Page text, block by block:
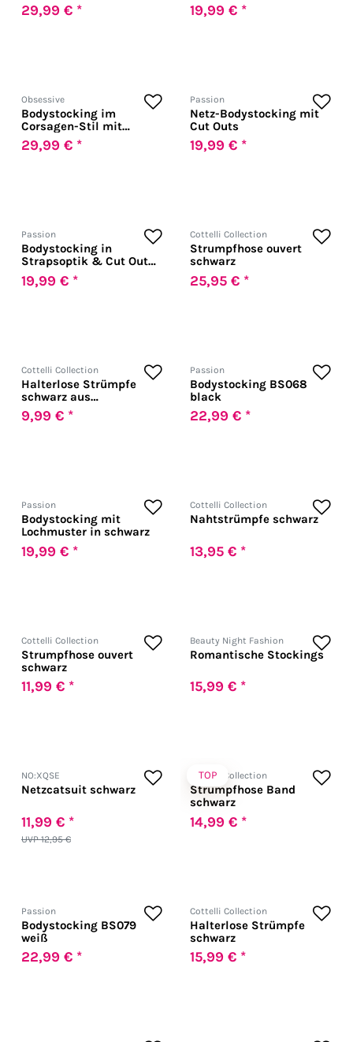
29,99 € * 19,99 € *
Obsessive
Bodystocking im
Corsagen-Stil mit
integrierten
Netzstrümpfen
29,99 € *
Passion
Netz-Bodystocking mit
Cut Outs
19,99 € *
Passion
Bodystocking in
Strapsoptik & Cut Out
im Dekolleté
19,99 € *
Cottelli Collection
Strumpfhose ouvert
schwarz
25,95 € *
Cottelli Collection
Halterlose Strümpfe
schwarz aus
Netzmaterial
9,99 € *
Passion
Bodystocking BS068
black
22,99 € *
Passion
Bodystocking mit
Lochmuster in schwarz
19,99 € *
Cottelli Collection
Nahtstrümpfe schwarz
13,95 € *
Cottelli Collection
Strumpfhose ouvert
schwarz
11,99 € *
Beauty Night Fashion
Romantische Stockings
15,99 € *
NO:XQSE
Netzcatsuit schwarz
UVP 12,95 €
11,99 € *
TOP
Cottelli Collection
Strumpfhose Band
schwarz
14,99 € *
Passion
Bodystocking BS079
weiß
22,99 € *
Cottelli Collection
Halterlose Strümpfe
schwarz
15,99 € *